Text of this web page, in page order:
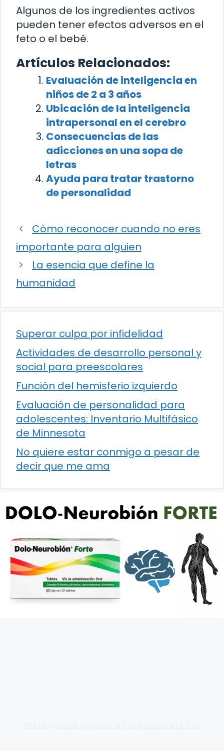
Algunos de los ingredientes activos
pueden tener efectos adversos en el
feto o el bebé.
Artículos Relacionados:
Evaluación de inteligencia en
niños de 2 a 3 años
Ubicación de la inteligencia
intrapersonal en el cerebro
Consecuencias de las
adicciones en una sopa de
letras
Ayuda para tratar trastorno
de personalidad
Cómo reconocer cuando no eres
importante para alguien
La esencia que define la
humanidad
Superar culpa por infidelidad
Actividades de desarrollo personal y
social para preescolares
Función del hemisferio izquierdo
Evaluación de personalidad para
adolescentes: Inventario Multifásico
de Minnesota
No quiere estar conmigo a pesar de
decir que me ama